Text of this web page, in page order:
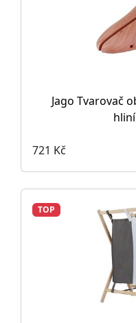
Jago Tvarovač
721 Kč
TOP